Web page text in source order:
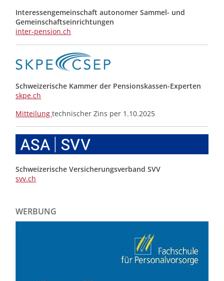
Interessengemeinschaft autonomer Sammel- und
Gemeinschafts­einrichtungen
inter-pension.ch
Schweizerische Kammer der Pensionskassen-Experten
skpe.ch
Mitteilungtechnischer Zins per 1.10.2025
Schweizerische Versicherungsverband SVV
svv.ch
WERBUNG